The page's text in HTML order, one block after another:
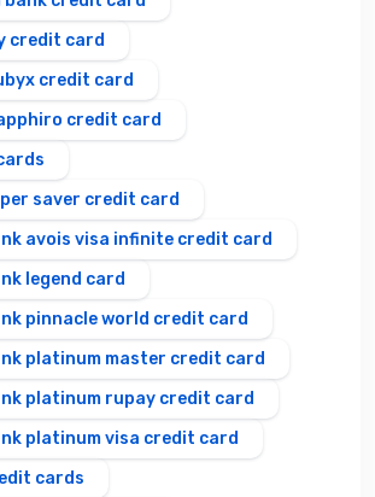
credit card
credit card
credit card
saver credit card
avois visa infinite credit card
legend card
pinnacle world credit card
platinum master credit card
platinum rupay credit card
platinum visa credit card
cards